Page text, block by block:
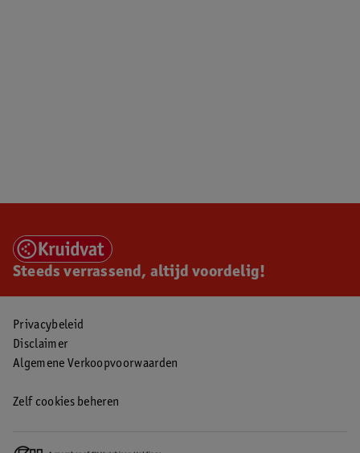
Steeds verrassend, altijd voordelig!
Privacybeleid
Disclaimer
Algemene Verkoopvoorwaarden
Zelf cookies beheren